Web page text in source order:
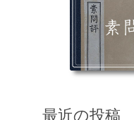
最近の投稿